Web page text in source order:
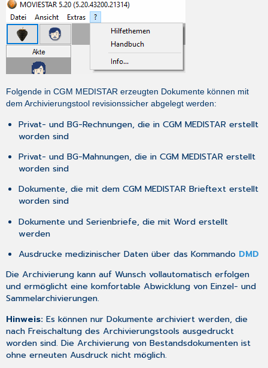
Folgende in CGM MEDISTAR erzeugten Dokumente können mit
dem Archivierungstool revisionssicher abgelegt werden:
Privat- und BG-Rechnungen, die in CGM MEDISTAR erstellt
worden sind
Privat- und BG-Mahnungen, die in CGM MEDISTAR erstellt
worden sind
Dokumente, die mit dem CGM MEDISTAR Brieftext erstellt
worden sind
Dokumente und Serienbriefe, die mit Word erstellt
werden
Ausdrucke medizinischer Daten über das Kommando DMD
Die Archivierung kann auf Wunsch vollautomatisch erfolgen
und ermöglicht eine komfortable Abwicklung von Einzel- und
Sammelarchivierungen.
Hinweis:Es können nur Dokumente archiviert werden, die
nachFreischaltung des Archivierungstools ausgedruckt
worden sind. Die Archivierung von Bestandsdokumenten ist
ohne erneuten Ausdruck nicht möglich.